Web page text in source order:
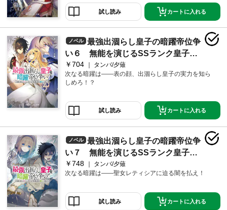
試し読み カートに入れる
ノベル
最強出涸らし皇子の暗躍帝位争
い６ 無能を演じるSSランク皇子は
皇位継承戦を影から支配する
￥704
タンバ/夕薙
次なる暗躍は――表の顔、出涸らし皇子の実力を知ら
しめろ！？
試し読み カートに入れる
ノベル
最強出涸らし皇子の暗躍帝位争
い７ 無能を演じるSSランク皇子は
皇位継承戦を影から支配する
￥748
タンバ/夕薙
次なる暗躍は――聖女レティシアに迫る闇を払え！
試し読み カートに入れる